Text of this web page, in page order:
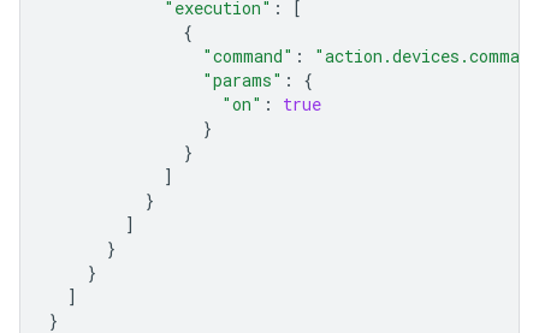
"execution" :
[
{
"command" :
"params" :
{
"on" :
true
}
}
]
}
]
}
}
]
}